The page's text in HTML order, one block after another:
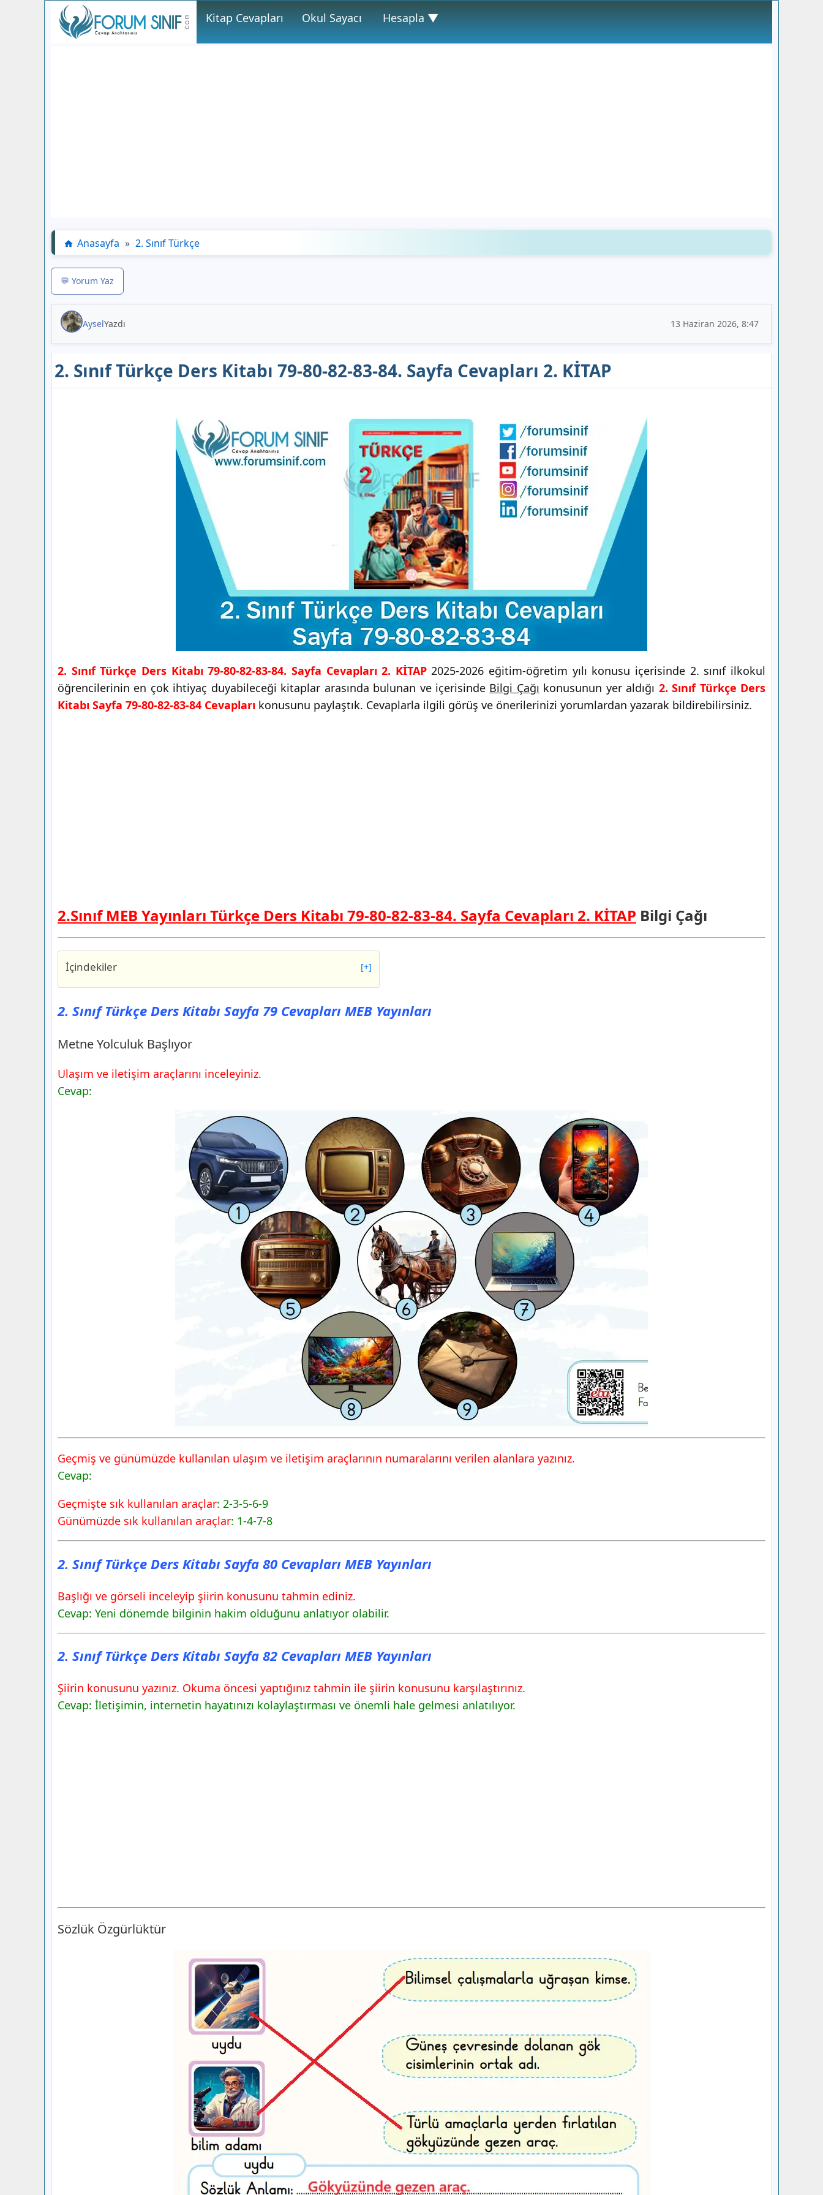
Kitap Cevapları Okul Sayacı Hesapla ▼
Anasayfa » 2. Sınıf Türkçe
💬 Yorum Yaz
AyselYazdı 13 Haziran 2026, 8:47
2. Sınıf Türkçe Ders Kitabı 79-80-82-83-84. Sayfa Cevapları 2. KİTAP
2. Sınıf Türkçe Ders Kitabı 79-80-82-83-84. Sayfa Cevapları 2. KİTAP2025-2026 eğitim-öğretim yılı konusu içerisinde 2. sınıf ilkokul
öğrencilerinin en çok ihtiyaç duyabileceği kitaplar arasında bulunan ve içerisinde Bilgi Çağı konusunun yer aldığı 2. Sınıf Türkçe Ders
Kitabı Sayfa 79-80-82-83-84 Cevapları konusunu paylaştık. Cevaplarla ilgili görüş ve önerilerinizi yorumlardan yazarak bildirebilirsiniz.
2.Sınıf MEB Yayınları Türkçe Ders Kitabı 79-80-82-83-84. Sayfa Cevapları 2. KİTAP Bilgi Çağı
İçindekiler [+]
2. Sınıf Türkçe Ders Kitabı Sayfa 79 Cevapları MEB Yayınları
Metne Yolculuk Başlıyor
2. Sınıf Türkçe Ders Kitabı Sayfa 80 Cevapları MEB Yayınları
2. Sınıf Türkçe Ders Kitabı Sayfa 82 Cevapları MEB Yayınları
2. Sınıf Türkçe Ders Kitabı Sayfa 83 Cevapları MEB Yayınları
2. Sınıf Türkçe Ders Kitabı Sayfa 84 Cevapları MEB Yayınları
2. Sınıf Türkçe Ders Kitabı Sayfa 79 Cevapları MEB Yayınları
Metne Yolculuk Başlıyor
Ulaşım ve iletişim araçlarını inceleyiniz.
Cevap:
Geçmiş ve günümüzde kullanılan ulaşım ve iletişim araçlarının numaralarını verilen alanlara yazınız.
Cevap:
Geçmişte sık kullanılan araçlar: 2-3-5-6-9
Günümüzde sık kullanılan araçlar: 1-4-7-8
2. Sınıf Türkçe Ders Kitabı Sayfa 80 Cevapları MEB Yayınları
Başlığı ve görseli inceleyip şiirin konusunu tahmin ediniz.
Cevap: Yeni dönemde bilginin hakim olduğunu anlatıyor olabilir.
2. Sınıf Türkçe Ders Kitabı Sayfa 82 Cevapları MEB Yayınları
Şiirin konusunu yazınız. Okuma öncesi yaptığınız tahmin ile şiirin konusunu karşılaştırınız.
Cevap: İletişimin, internetin hayatınızı kolaylaştırması ve önemli hale gelmesi anlatılıyor.
Sözlük Özgürlüktür